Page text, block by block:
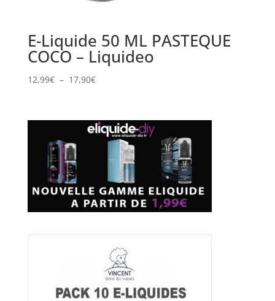
E-Liquide 50 ML PASTEQUE
COCO – Liquideo
12,99€ – 17,90€Plage
12,99€
à
17,90€